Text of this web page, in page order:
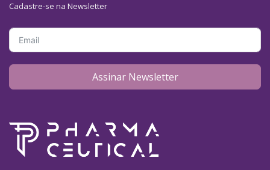
Cadastre-se na Newsletter
Assinar Newsletter